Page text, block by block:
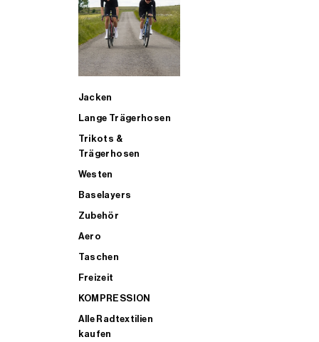
Jacken
Lange Trägerhosen
Trikots &
Trägerhosen
Westen
Baselayers
Zubehör
Aero
Taschen
Freizeit
KOMPRESSION
Alle Radtextilien
kaufen
ALLE TRIATHLONARTIKEL FÜR MÄNNER KAUFEN